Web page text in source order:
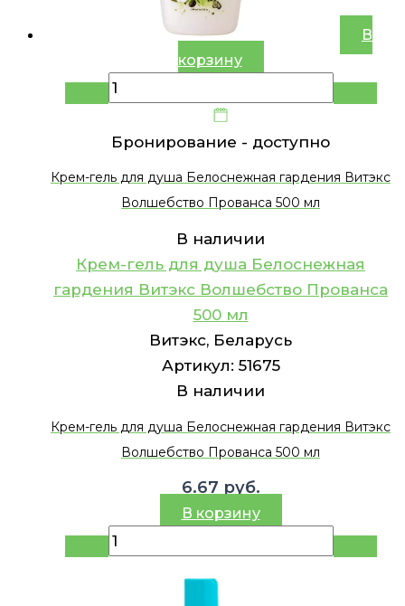
В
корзину
Бронирование - доступно
Крем-гель для душа Белоснежная гардения Витэкс
Волшебство Прованса 500 мл
В наличии
Крем-гель для душа Белоснежная
гардения Витэкс Волшебство Прованса
500 мл
Витэкс, Беларусь
Артикул: 51675
В наличии
Крем-гель для душа Белоснежная гардения Витэкс
Волшебство Прованса 500 мл
6.67 руб.
В корзину